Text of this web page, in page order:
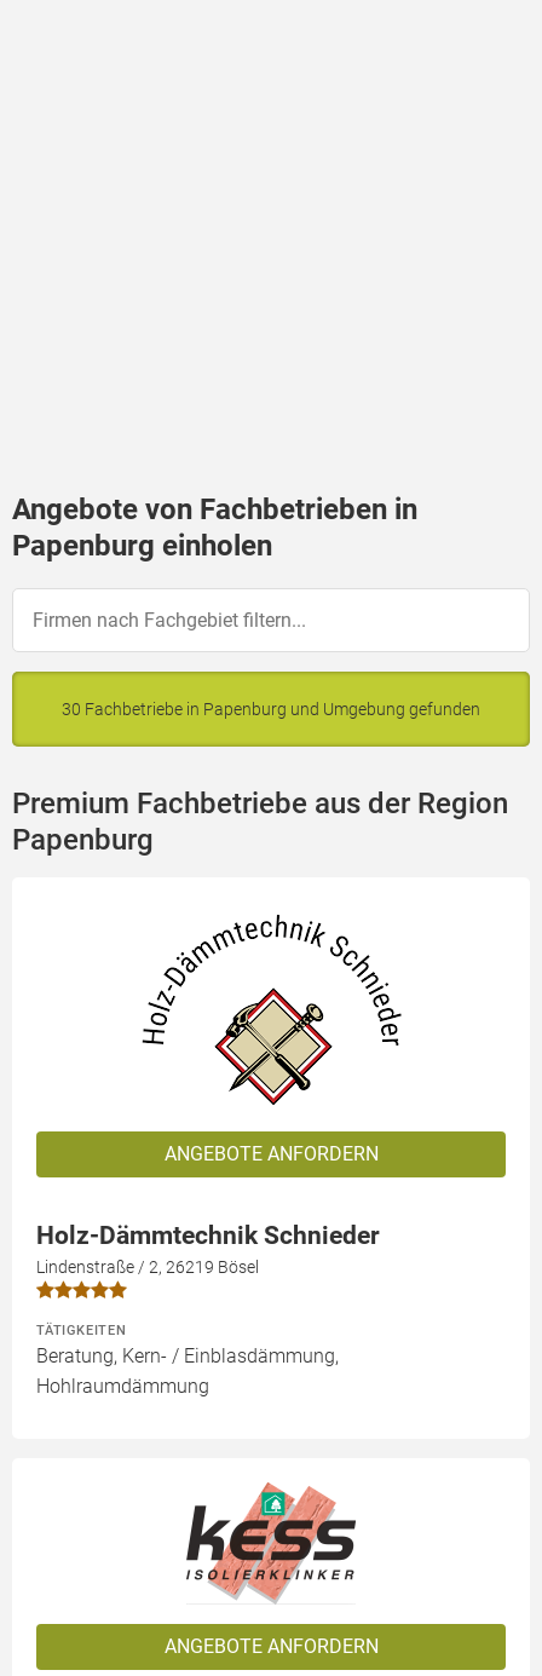
Angebote von Fachbetrieben in
Papenburg einholen
30 Fachbetriebe in Papenburg und Umgebung gefunden
Premium Fachbetriebe aus der Region
Papenburg
ANGEBOTE ANFORDERN
Holz-Dämmtechnik Schnieder
Lindenstraße / 2, 26219 Bösel
TÄTIGKEITEN
Beratung, Kern- / Einblasdämmung,
Hohlraumdämmung
ANGEBOTE ANFORDERN